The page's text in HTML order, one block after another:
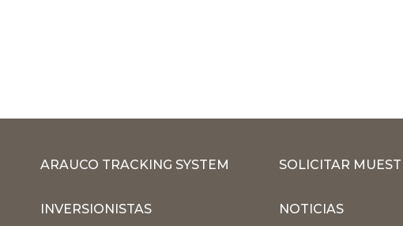
ARAUCO TRACKING SYSTEM SOLICITAR
INVERSIONISTAS NOTICIAS